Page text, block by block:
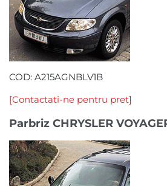
COD: A215AGNBLV1B
[Contactati-ne pentru pret]
Parbriz CHRYSLER